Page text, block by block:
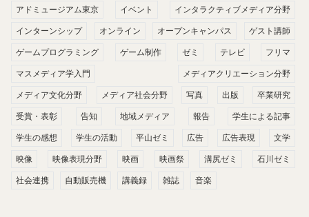
アドミュージアム東京 イベント インタラクティブメディア分野
インターンシップ オンライン オープンキャンパス ゲスト講師
ゲームプログラミング ゲーム制作 ゼミ テレビ フリマ
マスメディア学入門 メディアクリエーション分野
メディア文化分野 メディア社会分野 写真 出版 卒業研究
受賞・表彰 告知 地域メディア 報告 学生による記事
学生の感想 学生の活動 平山ゼミ 広告 広告表現 文学
映像 映像表現分野 映画 映画祭 溝尻ゼミ 石川ゼミ
社会連携 自動販売機 講義録 雑誌 音楽